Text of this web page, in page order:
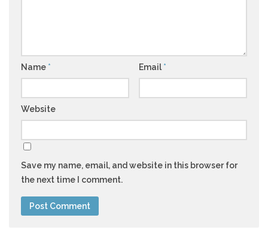
Name * Email *
Website
Save my name, email, and website in this browser for
the next time I comment.